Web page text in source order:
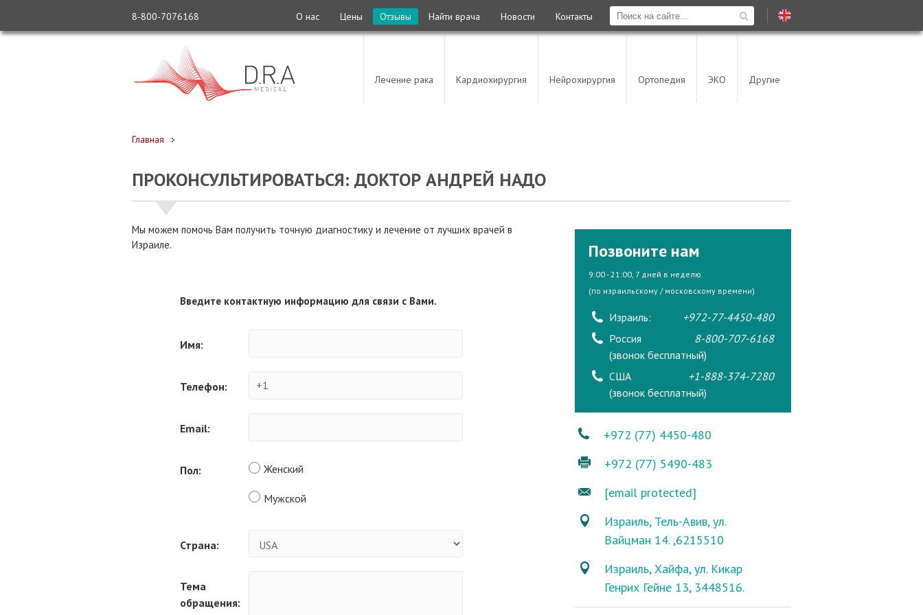
О нас Цены Отзывы Найти врача Новости Контакты
8-800-7076168
Лечение рака Кардиохирургия Нейрохирургия Ортопедия ЭКО Другие
Главная
ПРОКОНСУЛЬТИРОВАТЬСЯ: ДОКТОР АНДРЕЙ НАДО
Мы можем помочь Вам получить точную диагностику и лечение от лучших врачей в
Израиле.
Введите контактную информацию для связи с Вами.
Имя:
Телефон:
Email:
Пол: Женский
Мужской
Страна:
Тема
обращения:
Позвоните нам
9:00 - 21:00, 7 дней в неделю.
(по израильскому / московскому времени)
Израиль:
+972-77-4450-480
Россия
(звонок бесплатный)
8-800-707-6168
США
(звонок бесплатный)
+1-888-374-7280
+972 (77) 4450-480
+972 (77) 5490-483
[email protected]
Израиль, Тель-Авив, ул.
Вайцман 14. ,6215510
Израиль, Хайфа, ул. Кикар
Генрих Гейне 13, 3448516.